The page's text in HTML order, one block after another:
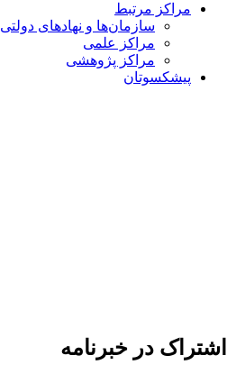
مراکز مرتبط
سازمان‌ها و نهادهای دولتی
مراکز علمی
مراکز پژوهشی
پیشکسوتان
اشتراک در خبرنامه